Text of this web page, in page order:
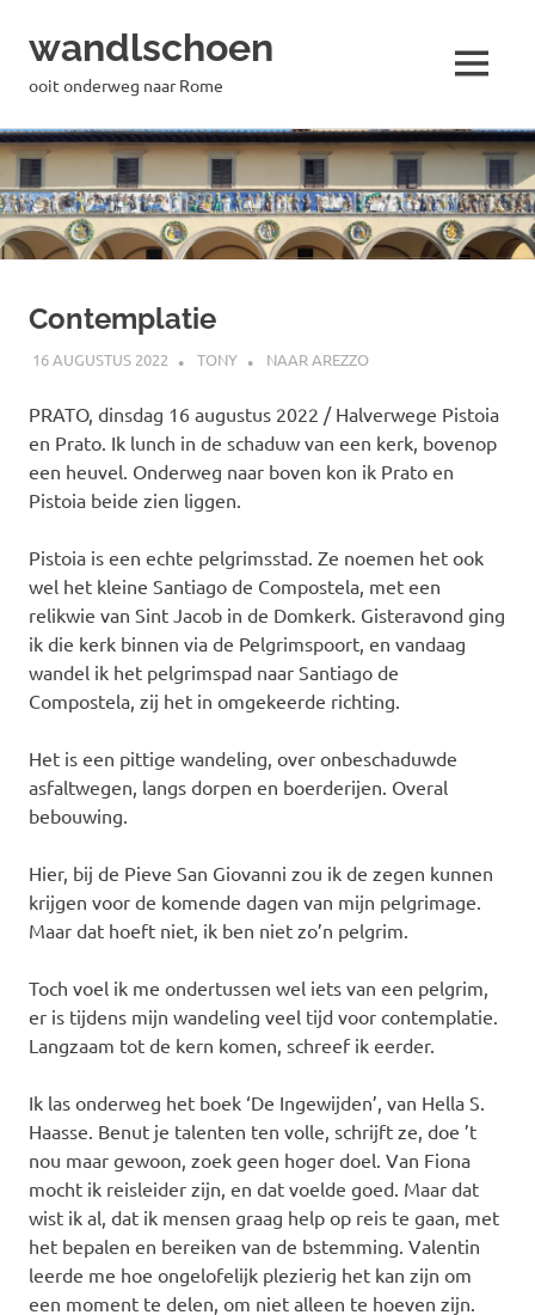
Naar
de
inhoud
springen
wandlschoen
ooit onderweg naar Rome MENU
Contemplatie
16 AUGUSTUS 2022 TONY NAAR AREZZO
PRATO, dinsdag 16 augustus 2022 / Halverwege Pistoia
en Prato. Ik lunch in de schaduw van een kerk, bovenop
een heuvel. Onderweg naar boven kon ik Prato en
Pistoia beide zien liggen.
Pistoia is een echte pelgrimsstad. Ze noemen het ook
wel het kleine Santiago de Compostela, met een
relikwie van Sint Jacob in de Domkerk. Gisteravond ging
ik die kerk binnen via de Pelgrimspoort, en vandaag
wandel ik het pelgrimspad naar Santiago de
Compostela, zij het in omgekeerde richting.
Het is een pittige wandeling, over onbeschaduwde
asfaltwegen, langs dorpen en boerderijen. Overal
bebouwing.
Hier, bij de Pieve San Giovanni zou ik de zegen kunnen
krijgen voor de komende dagen van mijn pelgrimage.
Maar dat hoeft niet, ik ben niet zo’n pelgrim.
Toch voel ik me ondertussen wel iets van een pelgrim,
er is tijdens mijn wandeling veel tijd voor contemplatie.
Langzaam tot de kern komen, schreef ik eerder.
Ik las onderweg het boek ‘De Ingewijden’, van Hella S.
Haasse. Benut je talenten ten volle, schrijft ze, doe ’t
nou maar gewoon, zoek geen hoger doel. Van Fiona
mocht ik reisleider zijn, en dat voelde goed. Maar dat
wist ik al, dat ik mensen graag help op reis te gaan, met
het bepalen en bereiken van de bstemming. Valentin
leerde me hoe ongelofelijk plezierig het kan zijn om
een moment te delen, om niet alleen te hoeven zijn.